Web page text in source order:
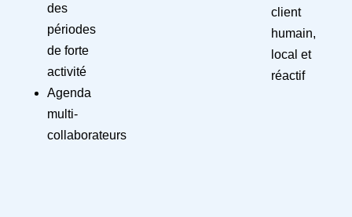
des
périodes
de forte
activité
Agenda
multi-
collaborateurs
client
humain,
local et
réactif